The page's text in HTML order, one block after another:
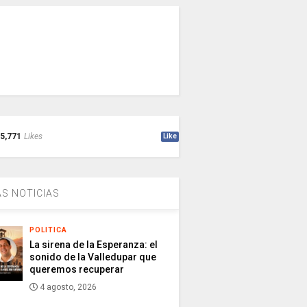
5,771 Likes Like
NOTICIAS
POLITICA
La sirena de la Esperanza: el
sonido de la Valledupar que
queremos recuperar
4 agosto, 2026